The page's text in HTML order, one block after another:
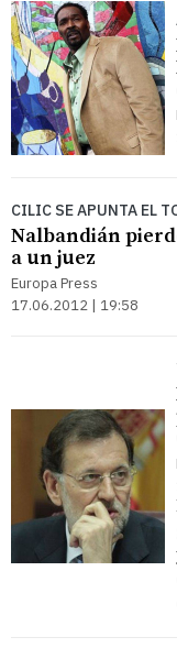
CILIC SE APUNTA EL
Nalbandián
a un juez
Europa Press
17.06.2012 | 19:58